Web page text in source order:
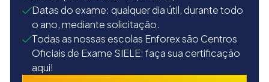
Datas do exame: qualquer dia útil, durante todo
o ano, mediante solicitação.
Todas as nossas escolas Enforex são Centros
Oficiais de Exame SIELE: faça sua certificação
aqui!